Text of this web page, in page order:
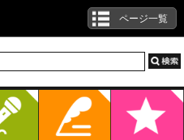
ページ一覧